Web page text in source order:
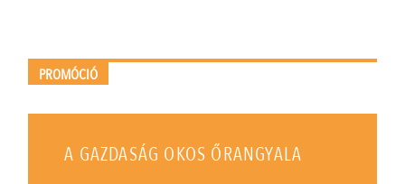
PROMÓCIÓ
A GAZDASÁG OKOS ŐRANGYALA